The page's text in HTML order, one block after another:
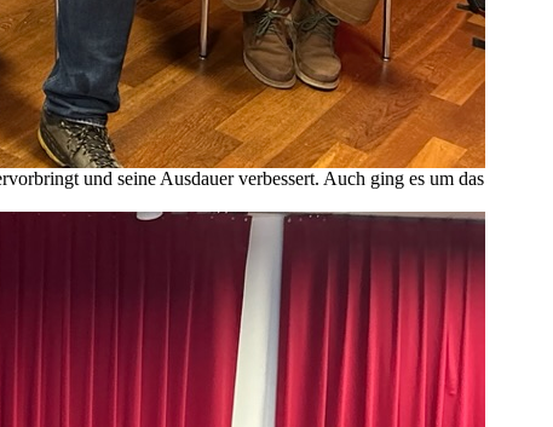
und seine Ausdauer verbessert. Auch ging es um das